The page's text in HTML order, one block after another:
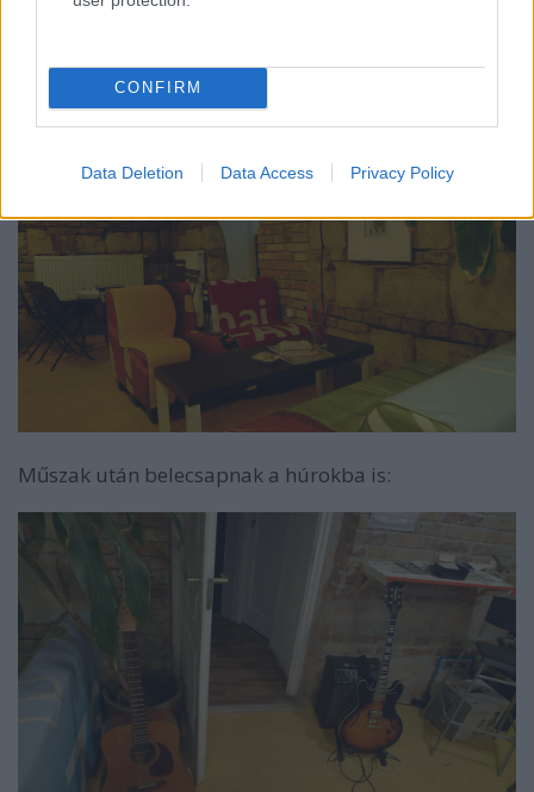
CONFIRM
Data Deletion Data Access Privacy Policy
Műszak után belecsapnak a húrokba is: